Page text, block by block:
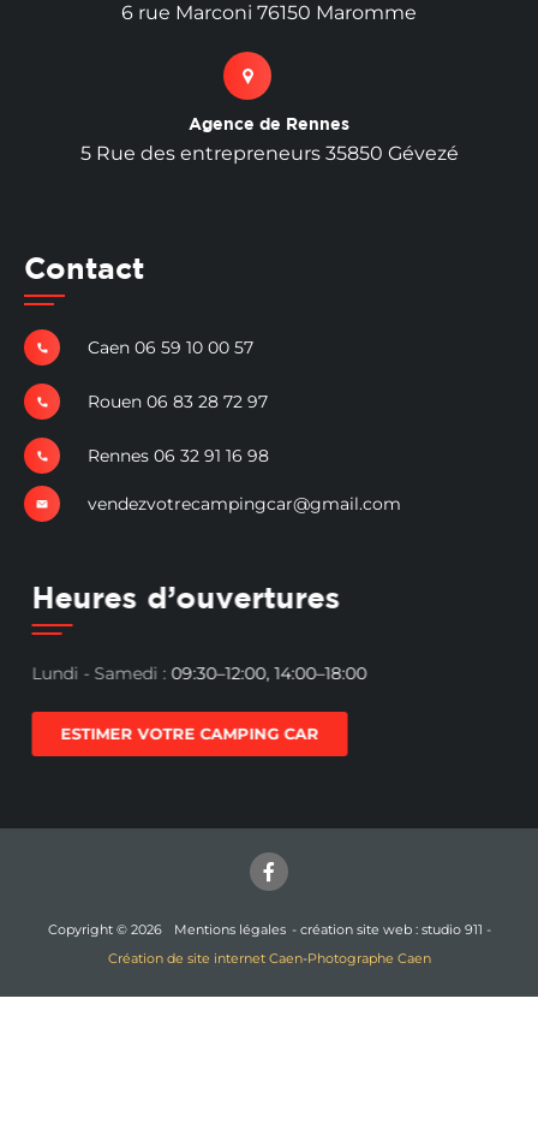
6 rue Marconi 76150 Maromme
Agence de Rennes
5 Rue des entrepreneurs 35850 Gévezé
Contact
Caen 06 59 10 00 57
Rouen 06 83 28 72 97
Rennes 06 32 91 16 98
vendezvotrecampingcar@gmail.com
Heures d’ouvertures
Lundi - Samedi : 09:30–12:00, 14:00–18:00
ESTIMER VOTRE CAMPING CAR
Copyright © 2026 Mentions légales - création site web : studio 911 -
Création de site internet Caen-Photographe Caen